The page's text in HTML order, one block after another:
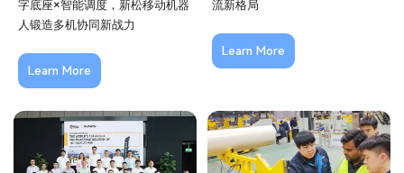
字底座×智能调度，新松移动机器
人锻造多机协同新战力
Learn More
流新格局
Learn More